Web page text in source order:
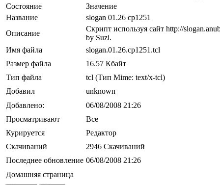
Состояние
Значение
Название
slogan 01.26 cp1251
Описание
Скрипт используя сайт http://
by Suzi.
Имя файла
slogan.01.26.cp1251.tcl
Размер файла
16.57 Кбайт
Тип файла
tcl (Тип Mime: text/x-tcl)
Добавил
unknown
Добавлено:
06/08/2008 21:26
Просматривают
Все
Курируется
Редактор
Скачиваний
2946 Скачиваний
Последнее обновление 06/08/2008 21:26
Домашняя страница